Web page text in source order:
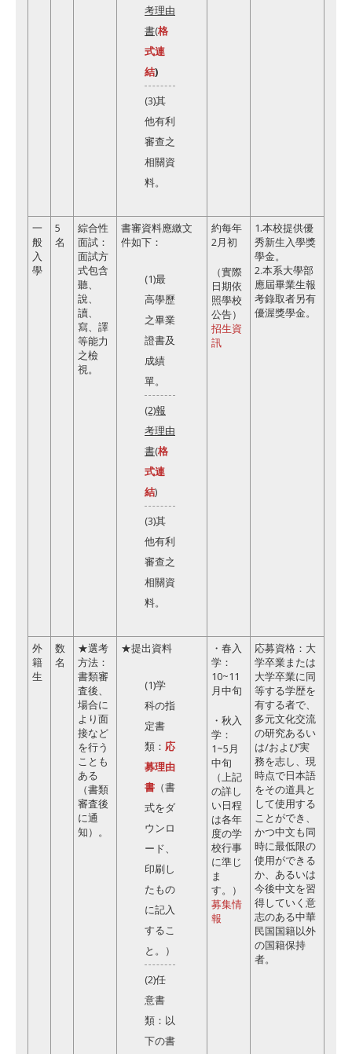
考理由
書(格
式連
結)
(3)其
他有利
審查之
相關資
料。
一
般
入
學
5
名
綜合性
面試：
面試方
式包含
聽、
說、
讀、
寫、譯
等能力
之檢
視。
書審資料應繳文
件如下：
(1)最
高學歷
之畢業
證書及
成績
單。
(2)報
考理由
書(格
式連
結)
(3)其
他有利
審查之
相關資
料。
約每年
2月初
（實際
日期依
照學校
公告）
招生資
訊
1.本校提供優
秀新生入學獎
學金。
2.本系大學部
應屆畢業生報
考錄取者另有
優渥獎學金。
外
籍
生
数
名
★選考
方法：
書類審
査後、
場合に
より面
接など
を行う
ことも
ある
（書類
審査後
に通
知）。
★提出資料
(1)学
科の指
定書
類： 応
募理由
書 （書
式をダ
ウンロ
ード、
印刷し
たもの
に記入
するこ
と。）
(2)任
意書
類：以
下の書
・春入
学：
10~11
月中旬
・秋入
学：
1~5月
中旬
（上記
の詳し
い日程
は各年
度の学
校行事
に準じ
ま
す。）
募集情
報
応募資格：大
学卒業または
大学卒業に同
等する学歴を
有する者で、
多元文化交流
の研究あるい
は/および実
務を志し、現
時点で日本語
をその道具と
して使用する
ことができ、
かつ中文も同
時に最低限の
使用ができる
か、あるいは
今後中文を習
得していく意
志のある中華
民国国籍以外
の国籍保持
者。